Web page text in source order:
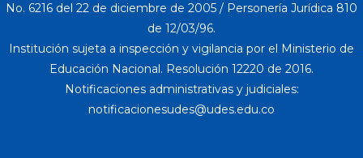
No. 6216 del 22 de diciembre de 2005 / Personería Jurídica 810
de 12/03/96.
Institución sujeta a inspección y vigilancia por el Ministerio de
Educación Nacional. Resolución 12220 de 2016.
Notificaciones administrativas y judiciales: